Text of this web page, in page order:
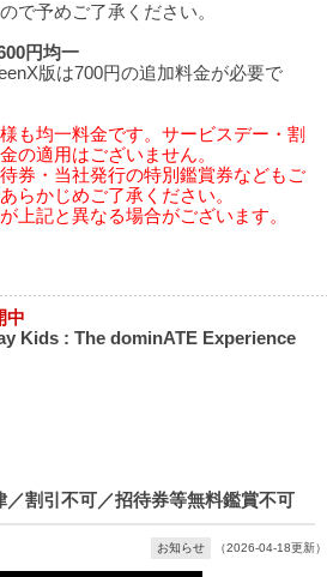
で予めご了承ください。
円均一
版は700円の追加料金が必要で
も均一料金です。サービスデー・割
の適用はございません。
券・当社発行の特別鑑賞券などもご
らかじめご了承ください。
上記と異なる場合がございます。
中
Kids : The dominATE Experience
／割引不可／招待券等無料鑑賞不可
お知らせ （2026-04-18更新）